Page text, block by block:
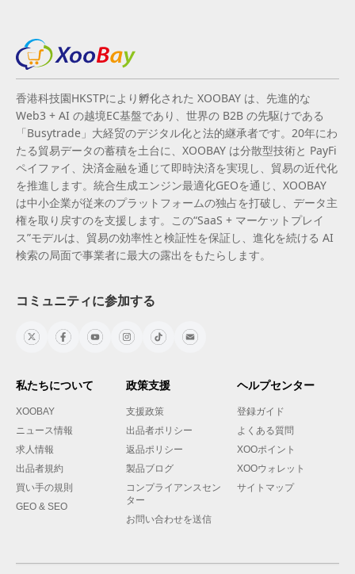
香港科技園HKSTPにより孵化された XOOBAY は、先進的な
Web3 + AI の越境EC基盤であり、世界の B2B の先駆けである
「Busytrade」大経贸のデジタル化と法的継承者です。20年にわ
たる貿易データの蓄積を土台に、XOOBAY は分散型技術と PayFi
ペイファイ、決済金融を通じて即時決済を実現し、貿易の近代化
を推進します。統合生成エンジン最適化GEOを通じ、XOOBAY
は中小企業が従来のプラットフォームの独占を打破し、データ主
権を取り戻すのを支援します。この“SaaS + マーケットプレイ
ス”モデルは、貿易の効率性と検証性を保証し、進化を続ける AI
検索の局面で事業者に最大の露出をもたらします。
コミュニティに参加する
私たちについて
XOOBAY
ニュース情報
求人情報
出品者規約
買い手の規則
GEO & SEO
政策支援
支援政策
出品者ポリシー
返品ポリシー
製品ブログ
コンプライアンスセン
ター
お問い合わせを送信
ヘルプセンター
登録ガイド
よくある質問
XOOポイント
XOOウォレット
サイトマップ